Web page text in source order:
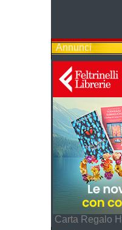
Annunci
Carta Regalo